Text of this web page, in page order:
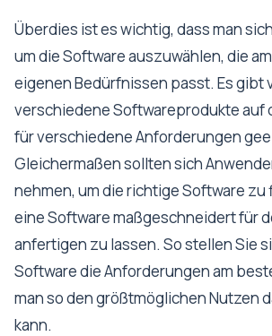
Überdies ist es wichtig, dass man
um die Software auszuwählen, die
eigenen Bedürfnissen passt. Es gibt
verschiedene Softwareprodukte auf
für verschiedene Anforderungen
Gleichermaßen sollten sich
nehmen, um die richtige Software zu
eine Software maßgeschneidert für
anfertigen zu lassen. So stellen Sie
Software die Anforderungen am
man so den größtmöglichen Nutzen
kann.